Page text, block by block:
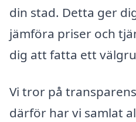
din stad. Detta ger
jämföra priser och
dig att fatta ett
Vi tror på
därför har vi samlat